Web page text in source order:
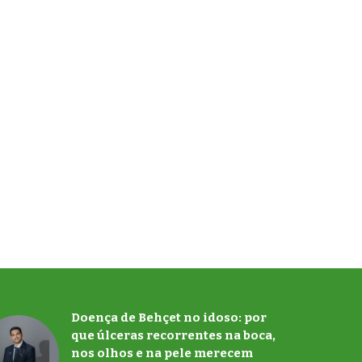
Doença de Behçet no idoso: por
que úlceras recorrentes na boca,
nos olhos e na pele merecem